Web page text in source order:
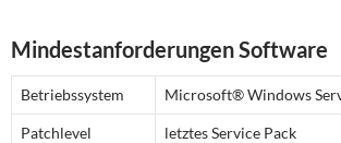
Mindestanforderungen Software
Betriebssystem Microsoft® Windows
Patchlevel letztes Service Pack